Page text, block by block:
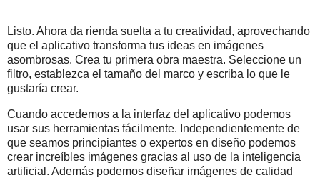
Listo. Ahora da rienda suelta a tu creatividad, aprovechando
que el aplicativo transforma tus ideas en imágenes
asombrosas. Crea tu primera obra maestra. Seleccione un
filtro, establezca el tamaño del marco y escriba lo que le
gustaría crear.
Cuando accedemos a la interfaz del aplicativo podemos
usar sus herramientas fácilmente. Independientemente de
que seamos principiantes o expertos en diseño podemos
crear increíbles imágenes gracias al uso de la inteligencia
artificial. Además podemos diseñar imágenes de calidad